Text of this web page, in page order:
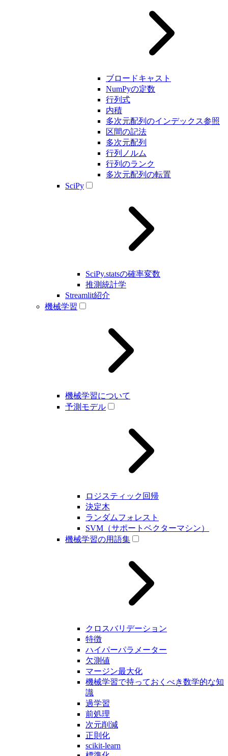
ブロードキャスト
NumPyの定数
行列式
内積
多次元配列のインデックス参照
区間の記法
多次元配列
行列ノルム
行列のランク
多次元配列の転置
SciPy
SciPy.statsの確率変数
推測統計学
Streamlit紹介
機械学習
機械学習について
予測モデル
ロジスティック回帰
決定木
ランダムフォレスト
SVM（サポートベクターマシン）
機械学習の用語集
クロスバリデーション
特徴
ハイパーパラメーター
欠測値
マージン最大化
機械学習で持っておくべき数学的な知
識
過学習
前処理
次元削減
正則化
scikit-learn